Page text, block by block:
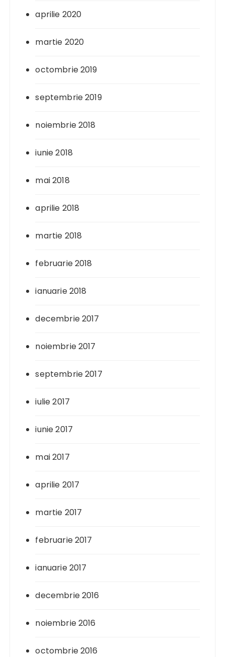
aprilie 2020
martie 2020
octombrie 2019
septembrie 2019
noiembrie 2018
iunie 2018
mai 2018
aprilie 2018
martie 2018
februarie 2018
ianuarie 2018
decembrie 2017
noiembrie 2017
septembrie 2017
iulie 2017
iunie 2017
mai 2017
aprilie 2017
martie 2017
februarie 2017
ianuarie 2017
decembrie 2016
noiembrie 2016
octombrie 2016